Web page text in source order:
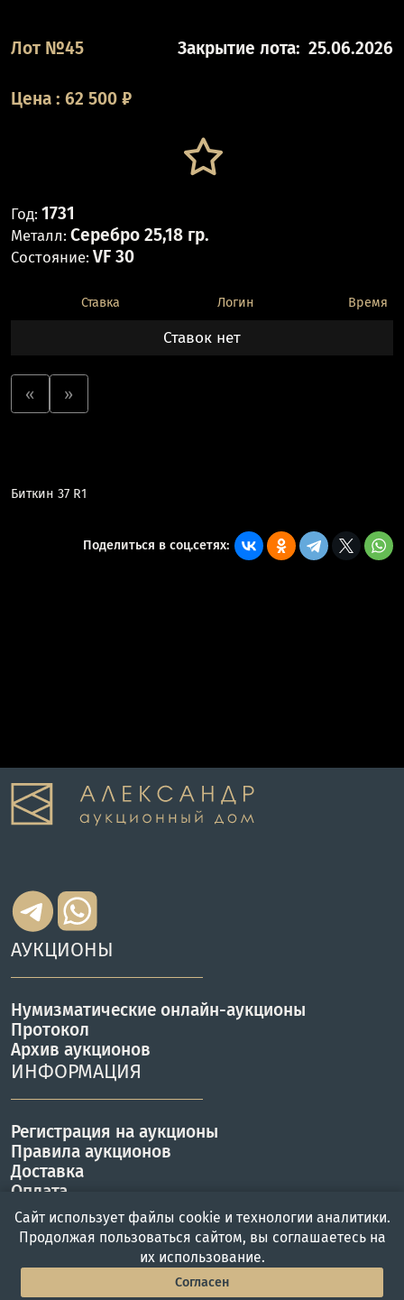
Лот №45 Закрытие лота: 25.06.2026
Цена : 62 500 ₽
Год: 1731
Металл: Серебро 25,18 гр.
Состояние: VF 30
Ставка Логин Время
Ставок нет
« »
Биткин 37 R1
Поделиться в соц.сетях:
АУКЦИОНЫ
Нумизматические онлайн-аукционы
Протокол
Архив аукционов
ИНФОРМАЦИЯ
Регистрация на аукционы
Правила аукционов
Доставка
Оплата
КОНТАКТЫ
г. Москва, ул. Вавилова 57Б
Работаем с Пн-Пт с 10 до 19 ч.
Сайт использует файлы cookie и технологии аналитики.
Продолжая пользоваться сайтом, вы соглашаетесь на
их использование.
Согласен